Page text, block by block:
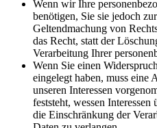
Wenn wir Ihre
benötigen, Sie sie jedoch
Geltendmachung von
das Recht, statt der
Verarbeitung Ihrer
Wenn Sie einen
eingelegt haben, muss eine
unseren Interessen
feststeht, wessen
die Einschränkung der